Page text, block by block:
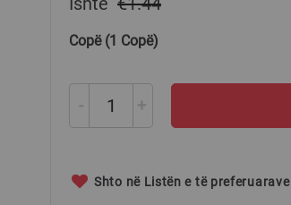
Copë (1 Copë)
- +
Shto në Listën e të preferuarave